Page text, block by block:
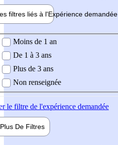
filtres liés à l'Expérience demandée
demandée
Moins de 1 an
De 1 à 3 ans
Plus de 3 ans
Non renseignée
le filtre de l'expérience demandée
Plus De Filtres